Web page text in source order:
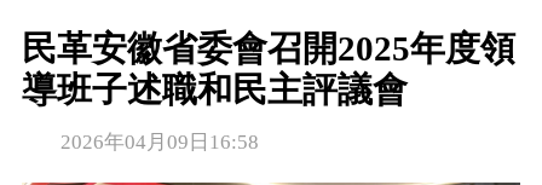
民革安徽省委會召開2025年度領
導班子述職和民主評議會
2026年04月09日16:58